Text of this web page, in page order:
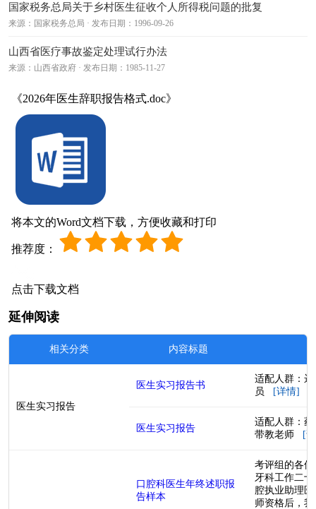
国家税务总局关于乡村医生征收个人所得税问题的批复
来源：国家税务总局 · 发布日期：1996-09-26
山西省医疗事故鉴定处理试行办法
来源：山西省政府 · 发布日期：1985-11-27
《2026年医生辞职报告格式.doc》
将本文的Word文档下载，方便收藏和打印
推荐度：
点击下载文档
延伸阅读
相关分类 内容标题
医生实习报告
医生实习报告书
适配人群：
员
[详情]
医生实习报告
适配人群：
带教老师
[
口腔科医生年终述职报
告样本
考评组的各
牙科工作二
腔执业助理
师资格后，